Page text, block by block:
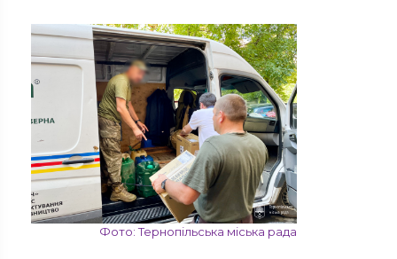
Фото: Тернопільська міська рада